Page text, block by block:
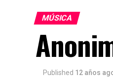
MÚSICA
Published 12 años